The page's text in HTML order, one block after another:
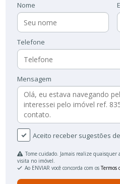
Nome
Telefone
Mensagem
Aceito receber sugestões
Tome cuidado. Jamais realize
visita no imóvel.
Ao ENVIAR você concorda com osTermos